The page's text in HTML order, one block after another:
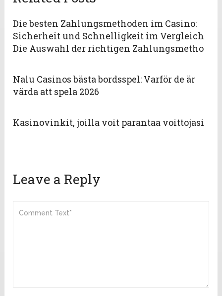
Die besten Zahlungsmethoden im Casino:
Sicherheit und Schnelligkeit im Vergleich
Die Auswahl der richtigen Zahlungsmetho
Nalu Casinos bästa bordsspel: Varför de är
värda att spela 2026
Kasinovinkit, joilla voit parantaa voittojasi
Leave a Reply